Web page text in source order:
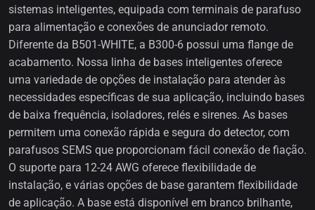
sistemas inteligentes, equipada com terminais de parafuso
para alimentação e conexões de anunciador remoto.
Diferente da B501-WHITE, a B300-6 possui uma flange de
acabamento. Nossa linha de bases inteligentes oferece
uma variedade de opções de instalação para atender às
necessidades específicas de sua aplicação, incluindo bases
de baixa frequência, isoladores, relés e sirenes. As bases
permitem uma conexão rápida e segura do detector, com
parafusos SEMS que proporcionam fácil conexão de fiação.
O suporte para 12-24 AWG oferece flexibilidade de
instalação, e várias opções de base garantem flexibilidade
de aplicação. A base está disponível em branco brilhante,